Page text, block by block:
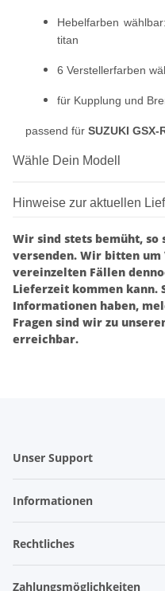
Hebelfarben
titan
6 Verstellerfarben
für Kupplung und
passend für SUZUKI GSX-
Wähle Dein Modell
Hinweise zur aktuellen
Wir sind stets bemüht, so
versenden. Wir bitten um
vereinzelten Fällen
Lieferzeit kommen kann.
Informationen haben,
Fragen sind wir zu
erreichbar.
Unser Support
Informationen
Rechtliches
Zahlungsmöglichkeiten